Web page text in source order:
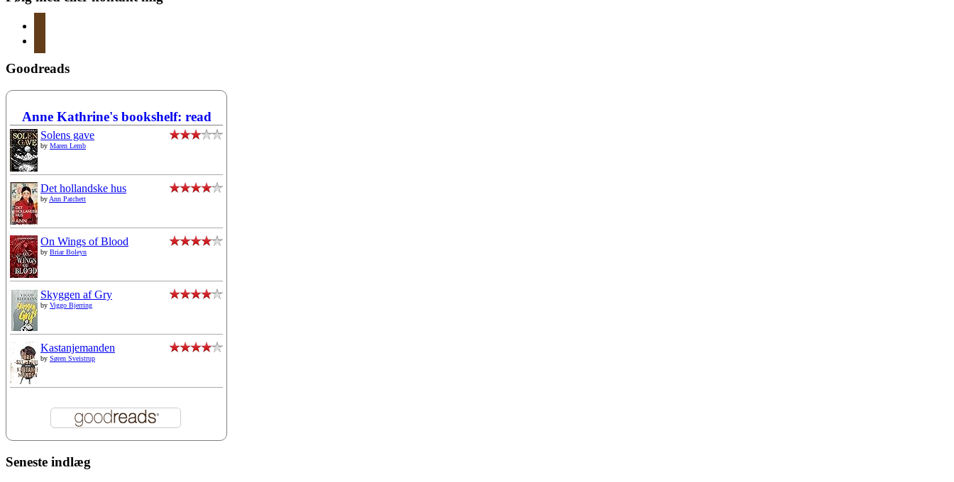
Goodreads
Anne Kathrine's bookshelf: read
Solens gave
by Maren Lemb
Det hollandske hus
by Ann Patchett
On Wings of Blood
by Briar Boleyn
Skyggen af Gry
by Viggo Bjerring
Kastanjemanden
by Søren Sveistrup
Seneste indlæg